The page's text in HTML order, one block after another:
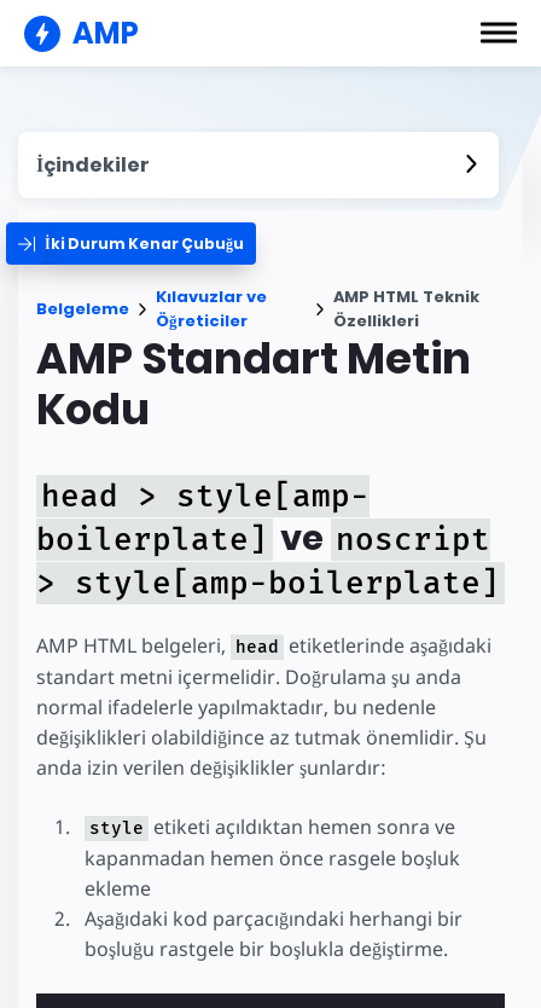
AMP
İçindekiler
İki Durum Kenar Çubuğu
Belgeleme
Kılavuzlar ve
Öğreticiler
AMP HTML Teknik
Özellikleri
AMP Standart Metin
Kodu
head > style[amp-
boilerplate] ve noscript
> style[amp-boilerplate]
AMP HTML belgeleri, head
etiketlerinde aşağıdaki
standart metni içermelidir. Doğrulama şu anda
normal ifadelerle yapılmaktadır, bu nedenle
değişiklikleri olabildiğince az tutmak önemlidir. Şu
anda izin verilen değişiklikler şunlardır:
style etiketi açıldıktan hemen sonra ve
kapanmadan hemen önce rasgele boşluk
ekleme
Aşağıdaki kod parçacığındaki herhangi bir
boşluğu rastgele bir boşlukla değiştirme.